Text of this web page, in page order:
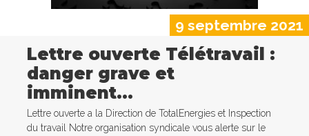
9 septembre 2021
Lettre ouverte Télétravail :
danger grave et
imminent…
Lettre ouverte a la Direction de TotalEnergies et Inspection
du travail Notre organisation syndicale vous alerte sur le